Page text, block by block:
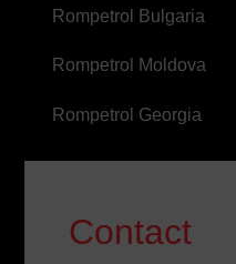
Rompetrol Bulgaria
Rompetrol Moldova
Rompetrol Georgia
Contact